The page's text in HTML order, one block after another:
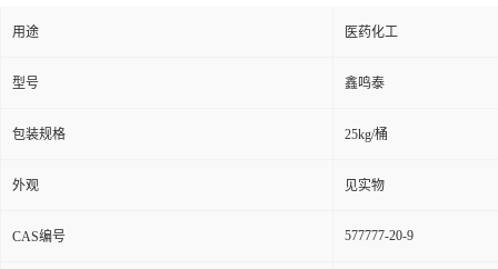
用途 医药化工
型号 鑫鸣泰
包装规格 25kg/桶
外观 见实物
CAS编号 577777-20-9